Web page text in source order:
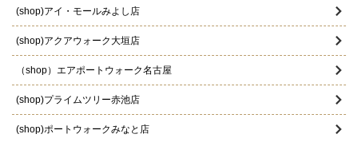
2025年6月
2025年5月
2025年4月
2025年3月
(shop)アイ・モールみよし店
(shop)アクアウォーク大垣店
（shop）エアポートウォーク名古屋
(shop)プライムツリー赤池店
(shop)ポートウォークみなと店